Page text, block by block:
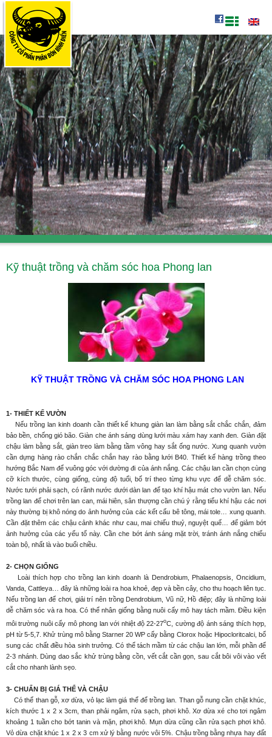
Kỹ thuật trồng và chăm sóc hoa Phong lan
KỸ THUẬT TRỒNG VÀ CHĂM SÓC HOA PHONG LAN
1- THIẾT KẾ VƯỜN
Nếu trồng lan kinh doanh cần thiết kế khung giàn lan làm bằng sắt chắc chắn, đảm
bảo bền, chống gió bão. Giàn che ánh sáng dùng lưới màu xám hay xanh đen. Giàn đặt
chậu làm bằng sắt, giàn treo làm bằng tầm vông hay sắt ống nước. Xung quanh vườn
cần dựng hàng rào chắn chắc chắn hay rào bằng lưới B40. Thiết kế hàng trồng theo
hướng Bắc Nam để vuông góc với dường đi của ánh nắng. Các chậu lan cần chọn cùng
cỡ kích thước, cùng giống, cùng độ tuổi, bố trí theo từng khu vực để dễ chăm sóc.
Nước tưới phải sạch, có rãnh nước dưới dàn lan để tạo khí hậu mát cho vườn lan. Nếu
trồng lan để chơi trên lan can, mái hiên, sân thượng cần chú ý rằng tiểu khí hậu các nơi
này thường bị khô nóng do ảnh hưởng của các kết cấu bê tông, mái tole… xung quanh.
Cần đặt thêm các chậu cảnh khác như cau, mai chiếu thuỷ, nguyệt quế… để giảm bớt
ảnh hưởng của các yếu tố này. Cần che bớt ánh sáng mặt trời, tránh ánh nắng chiếu
toàn bộ, nhất là vào buổi chiều.
2- CHỌN GIỐNG
Loài thích hợp cho trồng lan kinh doanh là Dendrobium, Phalaenopsis, Oncidium,
Vanda, Cattleya… đây là những loài ra hoa khoẻ, đẹp và bền cây, cho thu hoạch liên tục.
Nếu trồng lan để chơi, giải trí nên trồng Dendrobium, Vũ nữ, Hồ điệp; đây là những loài
dễ chăm sóc và ra hoa. Có thể nhân giống bằng nuôi cấy mô hay tách mầm. Điều kiện
môi trường nuôi cấy mô phong lan với nhiệt độ 22-27oC, cường độ ánh sáng thích hợp,
pH từ 5-5,7. Khử trùng mô bằng Starner 20 WP cấy bằng Clorox hoặc Hipocloritcalci, bổ
sung các chất điều hòa sinh trưởng. Có thể tách mầm từ các chậu lan lớn, mỗi phần để
2-3 nhánh. Dùng dao sắc khử trùng bằng cồn, vết cắt cần gọn, sau cắt bôi vôi vào vết
cắt cho nhanh lành sẹo.
3- CHUẨN BỊ GIÁ THỂ VÀ CHẬU
Có thể than gỗ, xơ dừa, vỏ lạc làm giá thể để trồng lan. Than gỗ nung cần chặt khúc,
kích thước 1 x 2 x 3cm, than phải ngâm, rửa sạch, phơi khô. Xơ dừa xé cho tơi ngâm
khoảng 1 tuần cho bớt tanin và mặn, phơi khô. Mụn dừa cũng cần rửa sạch phơi khô.
Vỏ dừa chặt khúc 1 x 2 x 3 cm xử lý bằng nước vôi 5%. Chậu trồng bằng nhựa hay đất